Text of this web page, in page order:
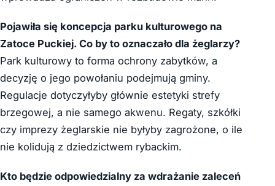
Pojawiła się koncepcja parku kulturowego na
Zatoce Puckiej. Co by to oznaczało dla żeglarzy?
Park kulturowy to forma ochrony zabytków, a
decyzję o jego powołaniu podejmują gminy.
Regulacje dotyczyłyby głównie estetyki strefy
brzegowej, a nie samego akwenu. Regaty, szkółki
czy imprezy żeglarskie nie byłyby zagrożone, o ile
nie kolidują z dziedzictwem rybackim.
Kto będzie odpowiedzialny za wdrażanie zaleceń